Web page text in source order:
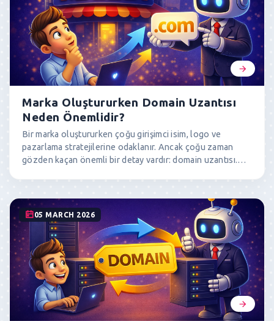
Marka Oluştururken Domain Uzantısı
Neden Önemlidir?
Bir marka oluştururken çoğu girişimci isim, logo ve
pazarlama stratejilerine odaklanır. Ancak çoğu zaman
gözden kaçan önemli bir detay vardır: domain uzantısı.
ait değilse, yaptığınız pazarlama yatırımı başka bir web
sitesine trafik kazandırabilir. Bu yazıda marka
oluştururken domain uzantısının neden kritik olduğunu ve
özellikle .com uzantısının marka stratejisindeki rolünü ele
alıyoruz.
05 MARCH 2026